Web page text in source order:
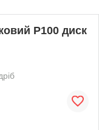
Р100 диск